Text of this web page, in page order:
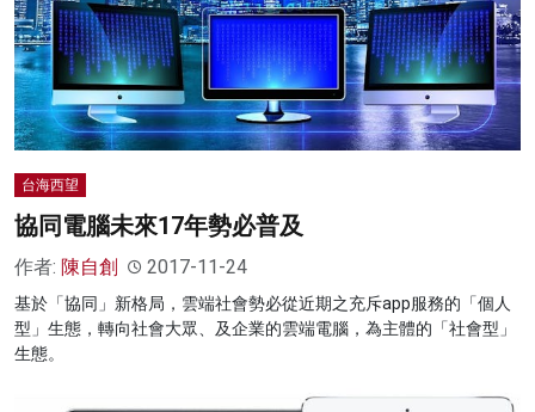
台海西望
協同電腦未來17年勢必普及
作者: 陳自創 2017-11-24
基於「協同」新格局，雲端社會勢必從近期之充斥app服務的「個人
型」生態，轉向社會大眾、及企業的雲端電腦，為主體的「社會型」
生態。